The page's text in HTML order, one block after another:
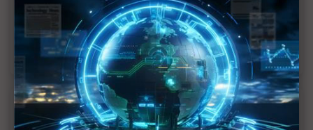
面板採購潮提前爆發 下半年反轉陰影籠罩
手握多重籌碼 TV面板漲價態度堅定
近７天熱門報導